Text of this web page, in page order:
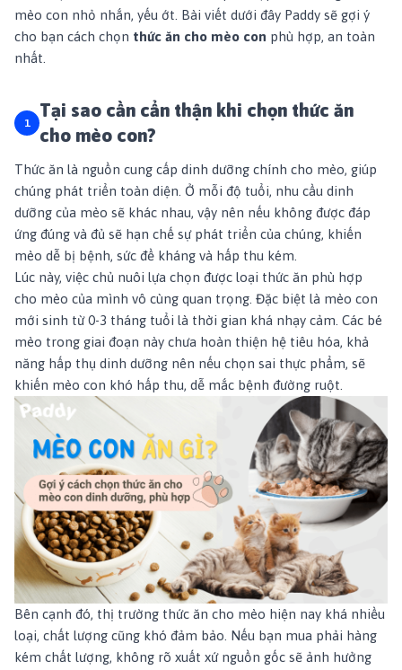
mèo con nhỏ nhắn, yếu ớt. Bài viết dưới đây Paddy sẽ gợi ý
cho bạn cách chọn thức ăn cho mèo con phù hợp, an toàn
nhất.
Tại sao cần cẩn thận khi chọn thức ăn
cho mèo con?
Thức ăn là nguồn cung cấp dinh dưỡng chính cho mèo, giúp
chúng phát triển toàn diện. Ở mỗi độ tuổi, nhu cầu dinh
dưỡng của mèo sẽ khác nhau, vậy nên nếu không được đáp
ứng đúng và đủ sẽ hạn chế sự phát triển của chúng, khiến
mèo dễ bị bệnh, sức đề kháng và hấp thu kém.
Lúc này, việc chủ nuôi lựa chọn được loại thức ăn phù hợp
cho mèo của mình vô cùng quan trọng. Đặc biệt là mèo con
mới sinh từ 0-3 tháng tuổi là thời gian khá nhạy cảm. Các bé
mèo trong giai đoạn này chưa hoàn thiện hệ tiêu hóa, khả
năng hấp thụ dinh dưỡng nên nếu chọn sai thực phẩm, sẽ
khiến mèo con khó hấp thu, dễ mắc bệnh đường ruột.
Bên cạnh đó, thị trường thức ăn cho mèo hiện nay khá nhiều
loại, chất lượng cũng khó đảm bảo. Nếu bạn mua phải hàng
kém chất lượng, không rõ xuất xứ nguồn gốc sẽ ảnh hưởng